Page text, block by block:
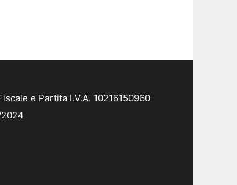
e Partita I.V.A. 10216150960